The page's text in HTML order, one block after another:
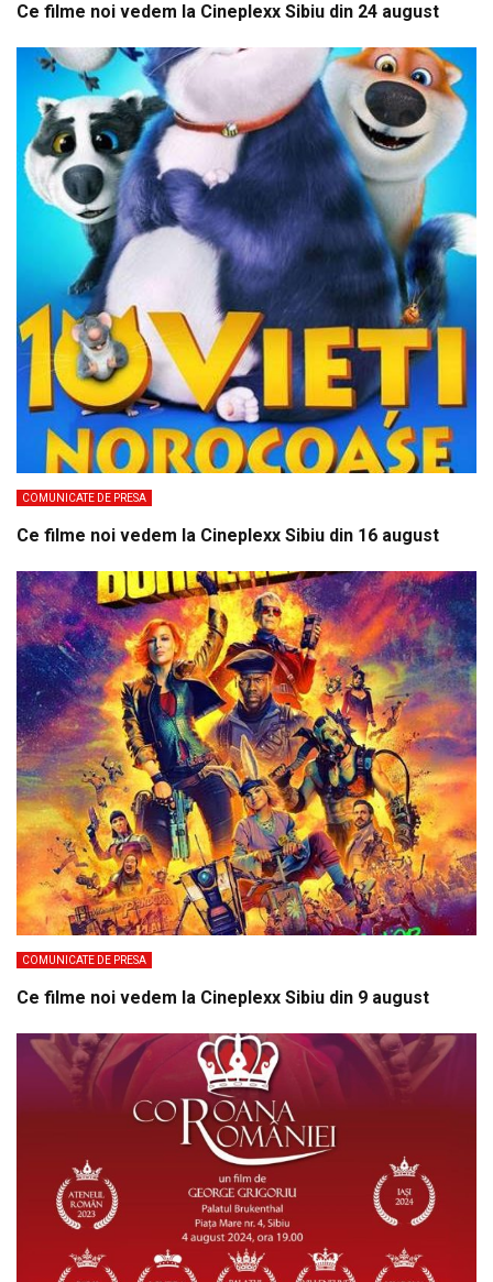
Ce filme noi vedem la Cineplexx Sibiu din 24 august
COMUNICATE DE PRESA
Ce filme noi vedem la Cineplexx Sibiu din 16 august
COMUNICATE DE PRESA
Ce filme noi vedem la Cineplexx Sibiu din 9 august